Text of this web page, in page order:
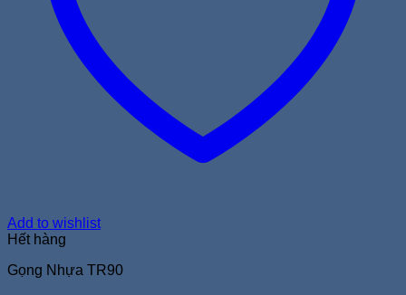
Add to wishlist
Hết hàng
Gọng Nhựa TR90